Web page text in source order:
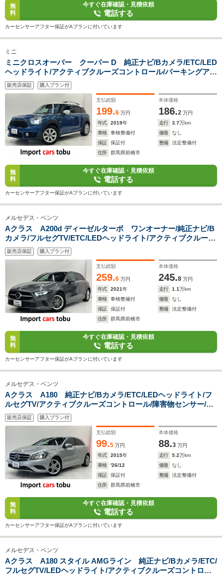
無
料
今すぐ在庫確認・見積依頼
電話する
カーセンサーアフター保証がAプランに付いています
ミニ
ミニクロスオーバー クーパー D 純正ナビ/Bカメラ/ETC/LED
ヘッドライト/アクティブクルーズコントロール/パーキングアシ
スト/前後ドライブレコーダー/前後障害物センサー/パワーバッ
クドア/純正アルミホイール/スマートキー/キーレス
販売店保証 購入プラン付
支払総額
199.6 万円
本体価格
186.2 万円
年式
2019年 走行 3.7万km
車検
車検整備付 修復
なし
保証
保証付 整備
法定整備付
住所
群馬県前橋市
無
料
今すぐ在庫確認・見積依頼
電話する
カーセンサーアフター保証がAプランに付いています
メルセデス・ベンツ
Aクラス A200d ディーゼルターボ ワンオーナー/純正ナビ/B
カメラ/フルセグTV/ETC/LEDヘッドライト/アクティブクルーズ
コントロール/ブラインドスポットモニター/パドルシフト/パワ
ーシート/シートヒーター/ハーフレザーシート/スマートキー/キ
販売店保証 購入プラン付
支払総額
259.6 万円
本体価格
245.8 万円
年式
2021年 走行 1.1万km
車検
車検整備付 修復
なし
保証
保証付 整備
法定整備付
住所
群馬県前橋市
無
料
今すぐ在庫確認・見積依頼
電話する
カーセンサーアフター保証がAプランに付いています
メルセデス・ベンツ
Aクラス A180 純正ナビ/Bカメラ/ETC/LEDヘッドライト/フ
ルセグTV/アクティブクルーズコントロール/障害物センサー/パ
ーキングアシスト/シートヒーター/Bluetooth対応/純正アルミホ
イール/CD/DVD/スマートキー/キーレス
販売店保証 購入プラン付
支払総額
99.5 万円
本体価格
88.3 万円
年式
2015年 走行 5.2万km
車検
'26/12 修復
なし
保証
保証付 整備
法定整備付
住所
群馬県前橋市
無
料
今すぐ在庫確認・見積依頼
電話する
カーセンサーアフター保証がAプランに付いています
メルセデス・ベンツ
Aクラス A180 スタイル AMGライン 純正ナビ/Bカメラ/ETC/
フルセグTV/LEDヘッドライト/アクティブクルーズコントロー